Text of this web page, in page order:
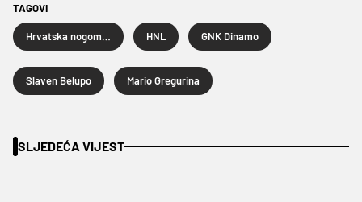
TAGOVI
HNL GNK Dinamo
Slaven Belupo Mario Gregurina
SLJEDEĆA VIJEST